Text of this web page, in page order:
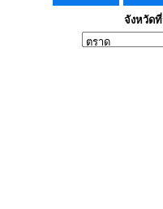
จังหวัด